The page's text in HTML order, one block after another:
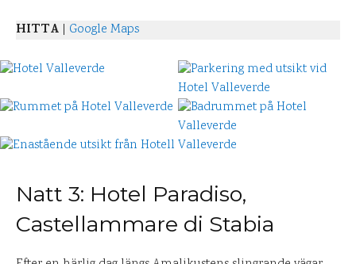
HITTA | Google Maps
Natt 3: Hotel Paradiso,
Castellammare di Stabia